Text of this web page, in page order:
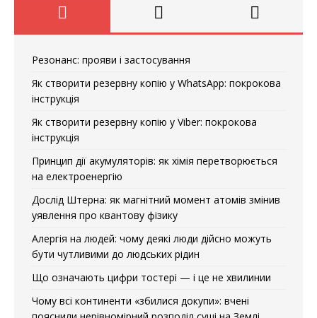
Резонанс: прояви і застосування
Як створити резервну копію у WhatsApp: покрокова
інструкція
Як створити резервну копію у Viber: покрокова
інструкція
Принцип дії акумуляторів: як хімія перетворюється
на електроенергію
Дослід Штерна: як магнітний момент атомів змінив
уявлення про квантову фізику
Алергія на людей: чому деякі люди дійсно можуть
бути чутливими до людських рідин
Що означають цифри тостері — і це не хвилинии
Чому всі континенти «збилися докупи»: вчені